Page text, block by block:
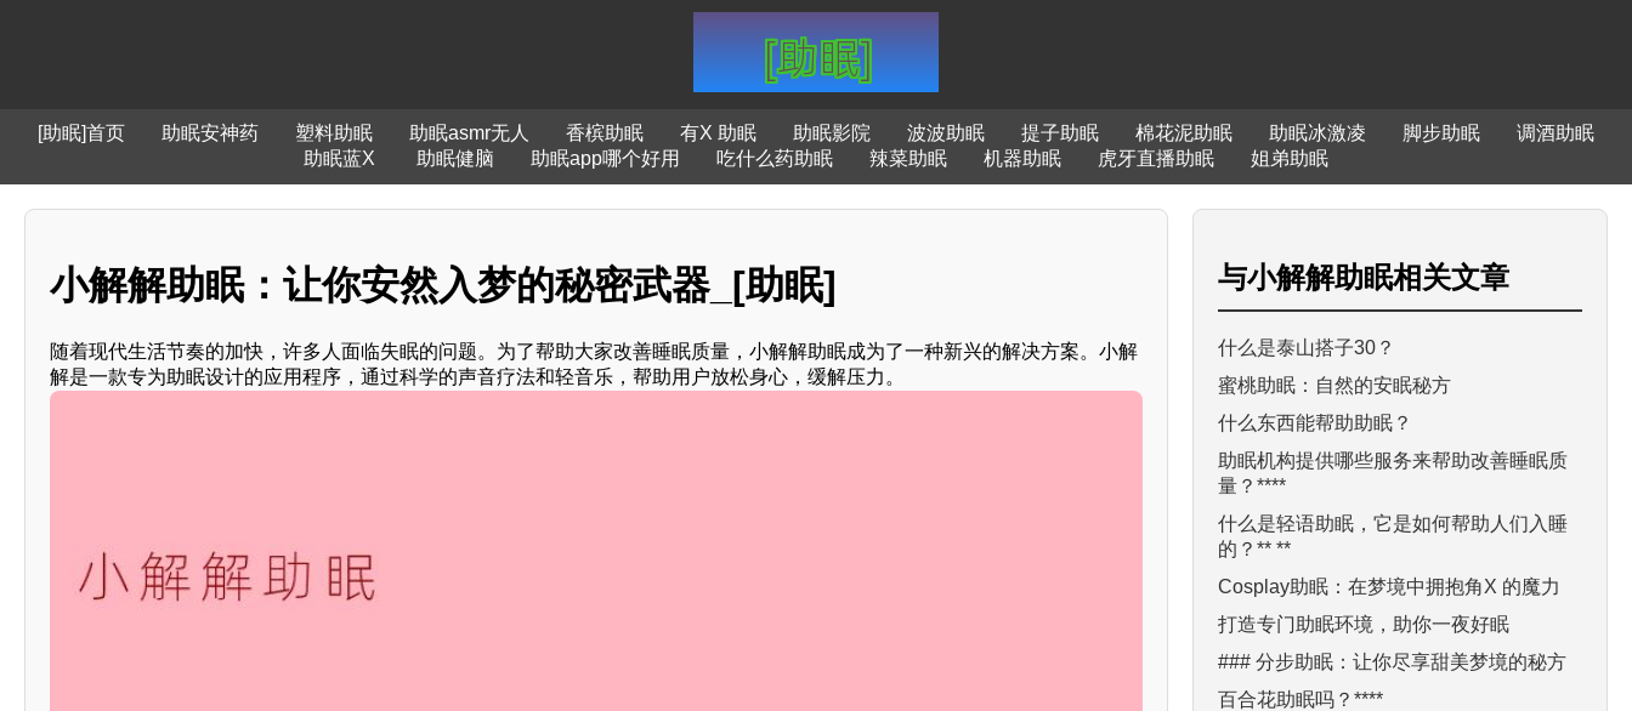
[助眠]首页 助眠安神药 塑料助眠 助眠asmr无人 香槟助眠 有X 助眠 助眠影院 波波助眠 提子助眠 棉花泥助眠 助眠冰激凌 脚步助眠
调酒助眠
助眠蓝X
助眠健脑 助眠app哪个好用 吃什么药助眠 辣菜助眠 机器助眠 虎牙直播助眠 姐弟助眠
小解解助眠：让你安然入梦的秘密武器_[助眠]
随着现代生活节奏的加快，许多人面临失眠的问题。为了帮助大家改善睡眠质量，小解解助眠成为了一种新兴的解决方案。小解
解是一款专为助眠设计的应用程序，通过科学的声音疗法和轻音乐，帮助用户放松身心，缓解压力。
与小解解助眠相关文章
什么是泰山搭子30？
蜜桃助眠：自然的安眠秘方
什么东西能帮助助眠？
助眠机构提供哪些服务来帮助改善睡眠质
量？****
什么是轻语助眠，它是如何帮助人们入睡
的？** **
Cosplay助眠：在梦境中拥抱角X 的魔力
打造专门助眠环境，助你一夜好眠
### 分步助眠：让你尽享甜美梦境的秘方
百合花助眠吗？****